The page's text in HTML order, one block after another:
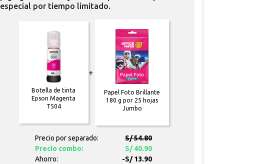
especial por tiempo limitado.
Botella de tinta
Epson Magenta
T504
+
Papel Foto Brillante
180 g por 25 hojas
Jumbo
Precio por separado:
S/ 54.80
Precio combo:
S/ 40.90
Ahorro:
-S/ 13.90